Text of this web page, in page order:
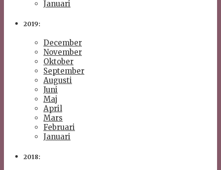
Januari
2019:
December
November
Oktober
September
Augusti
Juni
Maj
April
Mars
Februari
Januari
2018: